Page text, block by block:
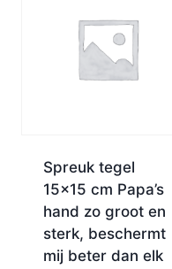
Spreuk tegel
15×15 cm Papa’s
hand zo groot en
sterk, beschermt
mij beter dan elk